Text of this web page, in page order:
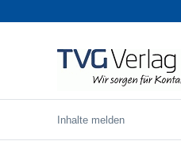
Inhalte melden